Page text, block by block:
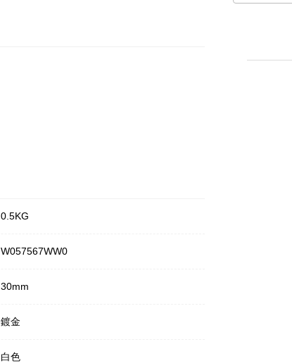
0.5KG
W057567WW0
30mm
鍍金
白色